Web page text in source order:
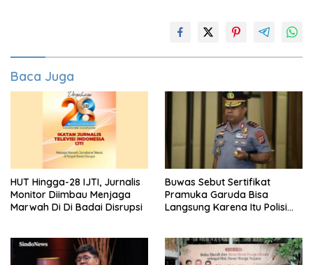
Baca Juga
HUT Hingga-28 IJTI, Jurnalis
Monitor Diimbau Menjaga
Marwah Di Di Badai Disrupsi
Buwas Sebut Sertifikat
Pramuka Garuda Bisa
Langsung Karena Itu Polisi